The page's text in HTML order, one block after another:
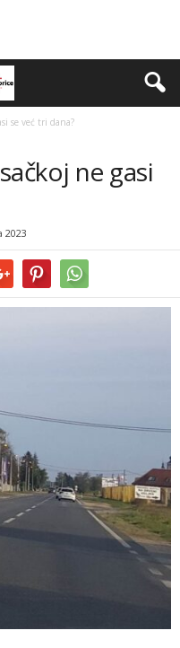
se već tri dana?
ne gasi
2023